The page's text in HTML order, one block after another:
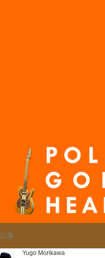
記事
Yugo Morikawa